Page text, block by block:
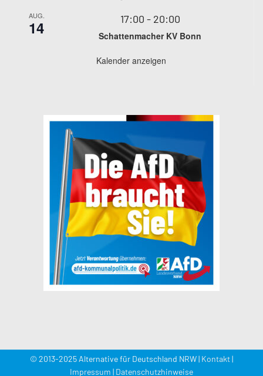
AUG.
14 17:00 - 20:00
Schattenmacher KV Bonn
Kalender anzeigen
© 2013-2025 Alternative für Deutschland NRW | Kontakt|
Impressum | Datenschutzhinweise